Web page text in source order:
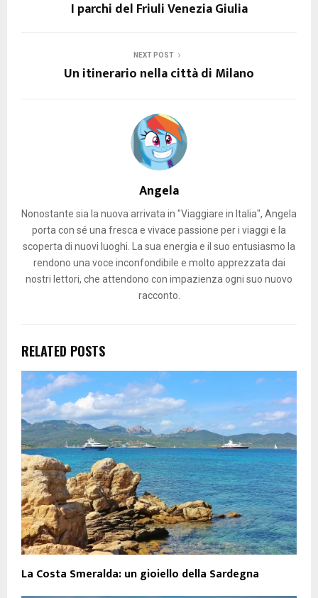
I parchi del Friuli Venezia Giulia
NEXT POST
Un itinerario nella città di Milano
Angela
Nonostante sia la nuova arrivata in "Viaggiare in Italia", Angela
porta con sé una fresca e vivace passione per i viaggi e la
scoperta di nuovi luoghi. La sua energia e il suo entusiasmo la
rendono una voce inconfondibile e molto apprezzata dai
nostri lettori, che attendono con impazienza ogni suo nuovo
racconto.
RELATED POSTS
La Costa Smeralda: un gioiello della Sardegna